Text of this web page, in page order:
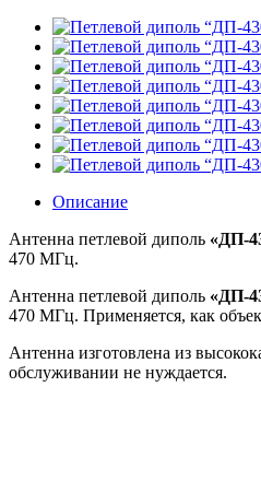
Описание
Антенна петлевой диполь «ДП-
470 МГц.
Антенна петлевой диполь «ДП-
470 МГц. Применяется, как
Антенна изготовлена из
обслуживании не нуждается.